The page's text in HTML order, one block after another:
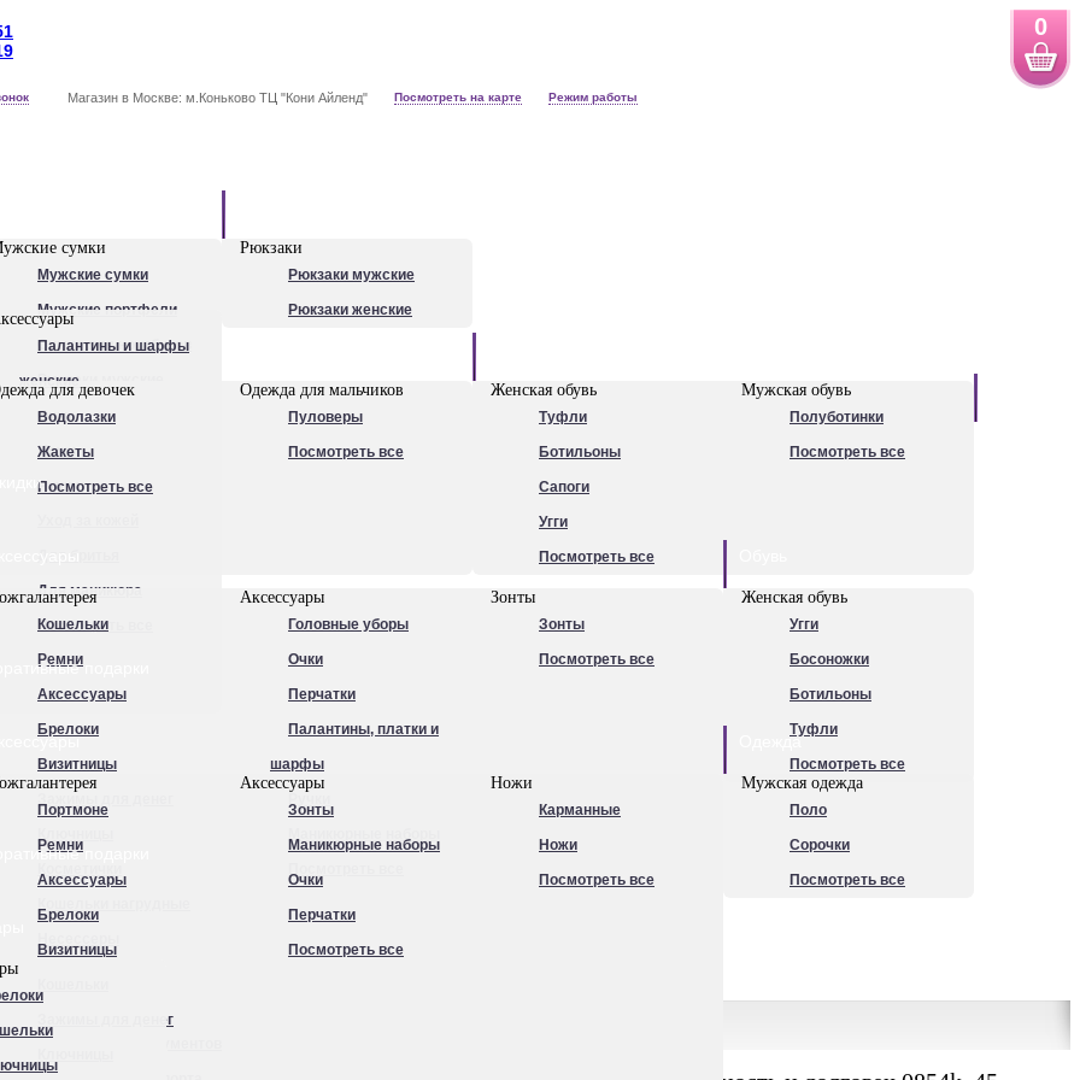
0
Магазин в Москве: м.Коньково ТЦ "Кони Айленд" Посмотреть на карте Режим работы
сумки
Мужские сумки
Мужские портфели
Сумки для ноутбуков
Рюкзаки мужские
Посмотреть все
Рюкзаки
Рюкзаки мужские
Рюкзаки женские
Палантины и шарфы
женские
Очки
Ножи
Ручки
Для маникюра
Посмотреть все
для девочек
Водолазки
Жакеты
Посмотреть все
Одежда для мальчиков
Пуловеры
Посмотреть все
Женская обувь
Туфли
Ботильоны
Сапоги
Угги
Посмотреть все
Мужская обувь
Полуботинки
Посмотреть все
Кошельки
Ремни
Аксессуары
Брелоки
Визитницы
Аксессуары
Головные уборы
Очки
Перчатки
Палантины, платки и
шарфы
Зонты
Зонты
Посмотреть все
Женская обувь
Угги
Босоножки
Ботильоны
Туфли
Посмотреть все
подарки
Портмоне
Ремни
Аксессуары
Брелоки
Визитницы
Зажимы для денег
Аксессуары
Зонты
Маникюрные наборы
Очки
Перчатки
Посмотреть все
Ножи
Карманные
Ножи
Посмотреть все
Одежда
Мужская одежда
Поло
Сорочки
Посмотреть все
подарки